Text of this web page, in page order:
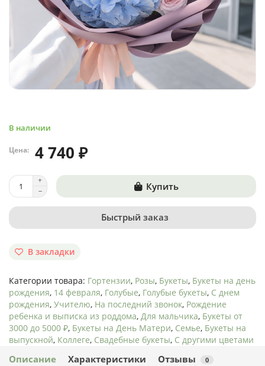
В наличии
Цена: 4 740 ₽
Купить
Быстрый заказ
В закладки
Категории товара: Гортензии, Розы, Букеты, Букеты на день
рождения, 14 февраля, Голубые, Голубые букеты, С днем
рождения, Учителю, На последний звонок, Рождение
ребенка и выписка из роддома, Для мальчика, Букеты от
3000 до 5000 ₽, Букеты на День Матери, Семье, Букеты на
выпускной, Коллеге, Свадебные букеты, С другими цветами
Описание Характеристики Отзывы 0